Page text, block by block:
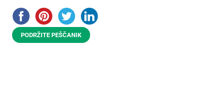
PODRŽITE PEŠČANIK